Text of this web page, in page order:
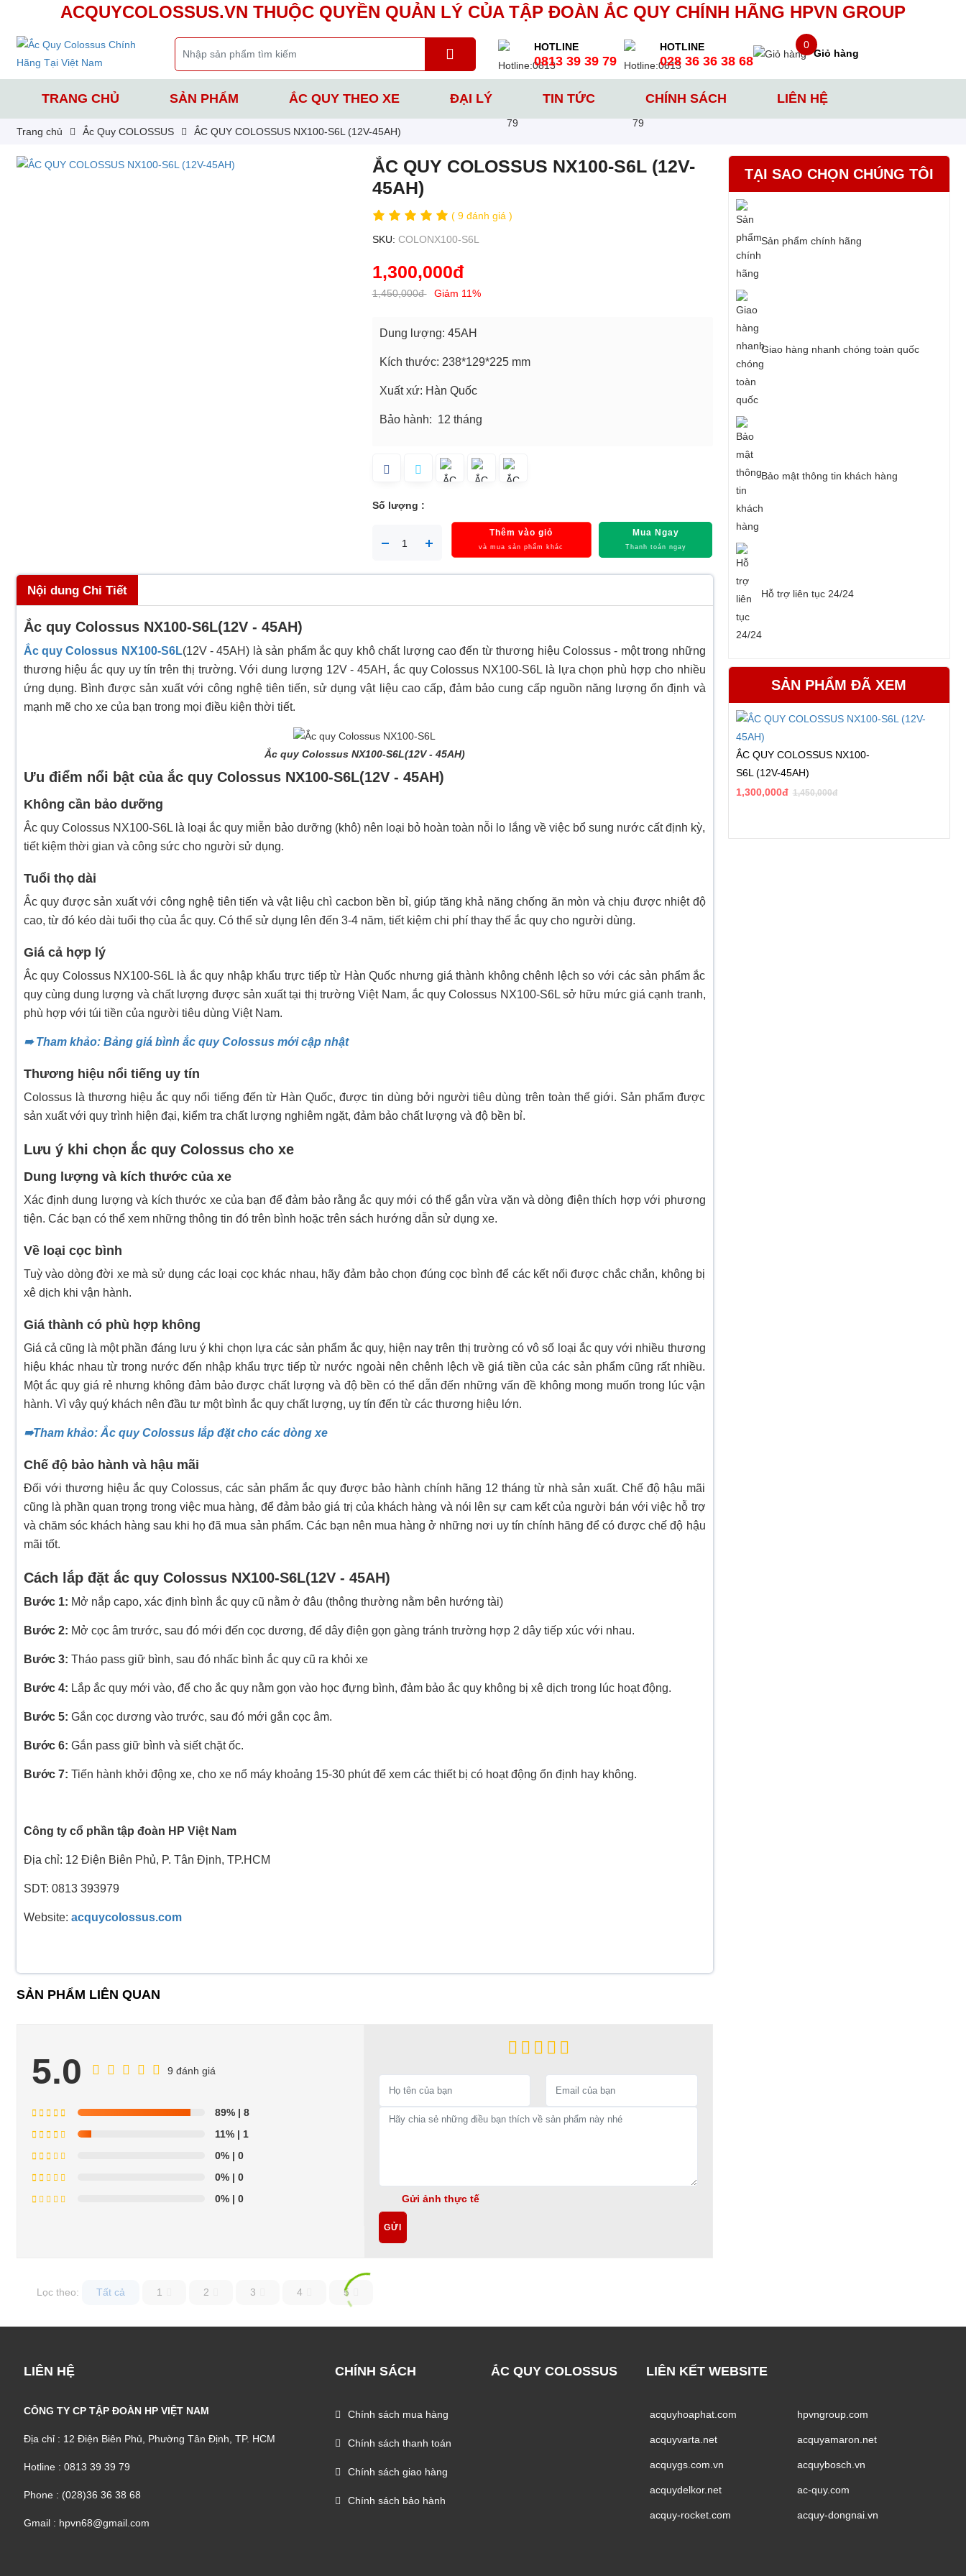
ACQUYCOLOSSUS.VN THUỘC QUYỀN QUẢN LÝ CỦA TẬP ĐOÀN ẮC QUY CHÍNH HÃNG HPVN GROUP
HOTLINE
0813 39 39 79
HOTLINE
028 36 36 38 68
0
Giỏ hàng
TRANG CHỦ SẢN PHẨM ẮC QUY THEO XE ĐẠI LÝ TIN TỨC CHÍNH SÁCH LIÊN HỆ
Trang chủ Ắc Quy COLOSSUS ẮC QUY COLOSSUS NX100-S6L (12V-45AH)
ẮC QUY COLOSSUS NX100-S6L (12V-
45AH)
( 9 đánh giá )
SKU: COLONX100-S6L
1,300,000đ
1,450,000đ Giảm 11%
Dung lượng: 45AH
Kích thước: 238*129*225 mm
Xuất xứ: Hàn Quốc
Bảo hành: 12 tháng
Số lượng :
Thêm vào giỏ
và mua sản phẩm khác
Mua Ngay
Thanh toán ngay
Nội dung Chi Tiết
Ắc quy Colossus NX100-S6L(12V - 45AH)
Ắc quy Colossus NX100-S6L(12V - 45AH) là sản phẩm ắc quy khô chất lượng cao đến từ thương hiệu Colossus - một trong những
thương hiệu ắc quy uy tín trên thị trường. Với dung lượng 12V - 45AH, ắc quy Colossus NX100-S6L là lựa chọn phù hợp cho nhiều
ứng dụng. Bình được sản xuất với công nghệ tiên tiến, sử dụng vật liệu cao cấp, đảm bảo cung cấp nguồn năng lượng ổn định và
mạnh mẽ cho xe của bạn trong mọi điều kiện thời tiết.
Ắc quy Colossus NX100-S6L(12V - 45AH)
Ưu điểm nổi bật của ắc quy Colossus NX100-S6L(12V - 45AH)
Không cần bảo dưỡng
Ắc quy Colossus NX100-S6L là loại ắc quy miễn bảo dưỡng (khô) nên loại bỏ hoàn toàn nỗi lo lắng về việc bổ sung nước cất định kỳ,
tiết kiệm thời gian và công sức cho người sử dụng.
Tuổi thọ dài
Ắc quy được sản xuất với công nghệ tiên tiến và vật liệu chì cacbon bền bỉ, giúp tăng khả năng chống ăn mòn và chịu được nhiệt độ
cao, từ đó kéo dài tuổi thọ của ắc quy. Có thể sử dụng lên đến 3-4 năm, tiết kiệm chi phí thay thế ắc quy cho người dùng.
Giá cả hợp lý
Ắc quy Colossus NX100-S6L là ắc quy nhập khẩu trực tiếp từ Hàn Quốc nhưng giá thành không chênh lệch so với các sản phẩm ắc
quy cùng dung lượng và chất lượng được sản xuất tại thị trường Việt Nam, ắc quy Colossus NX100-S6L sở hữu mức giá cạnh tranh,
phù hợp với túi tiền của người tiêu dùng Việt Nam.
➠ Tham khảo: Bảng giá bình ắc quy Colossus mới cập nhật
Thương hiệu nổi tiếng uy tín
Colossus là thương hiệu ắc quy nổi tiếng đến từ Hàn Quốc, được tin dùng bởi người tiêu dùng trên toàn thế giới. Sản phẩm được
sản xuất với quy trình hiện đại, kiểm tra chất lượng nghiêm ngặt, đảm bảo chất lượng và độ bền bỉ.
Lưu ý khi chọn ắc quy Colossus cho xe
Dung lượng và kích thước của xe
Xác định dung lượng và kích thước xe của bạn để đảm bảo rằng ắc quy mới có thể gắn vừa vặn và dòng điện thích hợp với phương
tiện. Các bạn có thể xem những thông tin đó trên bình hoặc trên sách hướng dẫn sử dụng xe.
Về loại cọc bình
Tuỳ vào dòng đời xe mà sử dụng các loại cọc khác nhau, hãy đảm bảo chọn đúng cọc bình để các kết nối được chắc chắn, không bị
xê dịch khi vận hành.
Giá thành có phù hợp không
Giá cả cũng là một phần đáng lưu ý khi chọn lựa các sản phẩm ắc quy, hiện nay trên thị trường có vô số loại ắc quy với nhiều thương
hiệu khác nhau từ trong nước đến nhập khẩu trực tiếp từ nước ngoài nên chênh lệch về giá tiền của các sản phẩm cũng rất nhiều.
Một ắc quy giá rẻ nhưng không đảm bảo được chất lượng và độ bền có thể dẫn đến những vấn đề không mong muốn trong lúc vận
hành. Vì vậy quý khách nên đầu tư một bình ắc quy chất lượng, uy tín đến từ các thương hiệu lớn.
➠Tham khảo: Ắc quy Colossus lắp đặt cho các dòng xe
Chế độ bảo hành và hậu mãi
Đối với thương hiệu ắc quy Colossus, các sản phẩm ắc quy được bảo hành chính hãng 12 tháng từ nhà sản xuất. Chế độ hậu mãi
cũng là phần quan trọng trong việc mua hàng, để đảm bảo giá trị của khách hàng và nói lên sự cam kết của người bán với việc hỗ trợ
và chăm sóc khách hàng sau khi họ đã mua sản phẩm. Các bạn nên mua hàng ở những nơi uy tín chính hãng để có được chế độ hậu
mãi tốt.
Cách lắp đặt ắc quy Colossus NX100-S6L(12V - 45AH)
Bước 1: Mở nắp capo, xác định bình ắc quy cũ nằm ở đâu (thông thường nằm bên hướng tài)
Bước 2: Mở cọc âm trước, sau đó mới đến cọc dương, để dây điện gọn gàng tránh trường hợp 2 dây tiếp xúc với nhau.
Bước 3: Tháo pass giữ bình, sau đó nhấc bình ắc quy cũ ra khỏi xe
Bước 4: Lắp ắc quy mới vào, để cho ắc quy nằm gọn vào học đựng bình, đảm bảo ắc quy không bị xê dịch trong lúc hoạt động.
Bước 5: Gắn cọc dương vào trước, sau đó mới gắn cọc âm.
Bước 6: Gắn pass giữ bình và siết chặt ốc.
Bước 7: Tiến hành khởi động xe, cho xe nổ máy khoảng 15-30 phút để xem các thiết bị có hoạt động ổn định hay không.
Công ty cổ phần tập đoàn HP Việt Nam
Địa chỉ: 12 Điện Biên Phủ, P. Tân Định, TP.HCM
SDT: 0813 393979
Website: acquycolossus.com
SẢN PHẨM LIÊN QUAN
5.0 9 đánh giá
89%| 8
11%| 1
0%| 0
0%| 0
0%| 0 Gửi ảnh thực tế
GỬI
Lọc theo: Tất cả 1 2 3 4 5
TẠI SAO CHỌN CHÚNG TÔI
Sản phẩm chính hãng
Giao hàng nhanh chóng toàn quốc
Bảo mật thông tin khách hàng
Hỗ trợ liên tục 24/24
SẢN PHẨM ĐÃ XEM
ẮC QUY COLOSSUS NX100-
S6L (12V-45AH)
1,300,000đ 1,450,000đ
LIÊN HỆ
CÔNG TY CP TẬP ĐOÀN HP VIỆT NAM
Địa chỉ : 12 Điện Biên Phủ, Phường Tân Định, TP. HCM
Hotline : 0813 39 39 79
Phone : (028)36 36 38 68
Gmail : hpvn68@gmail.com
CHÍNH SÁCH
Chính sách mua hàng
Chính sách thanh toán
Chính sách giao hàng
Chính sách bảo hành
ẮC QUY COLOSSUS LIÊN KẾT WEBSITE
acquyhoaphat.com hpvngroup.com
acquyvarta.net acquyamaron.net
acquygs.com.vn acquybosch.vn
acquydelkor.net ac-quy.com
acquy-rocket.com acquy-dongnai.vn